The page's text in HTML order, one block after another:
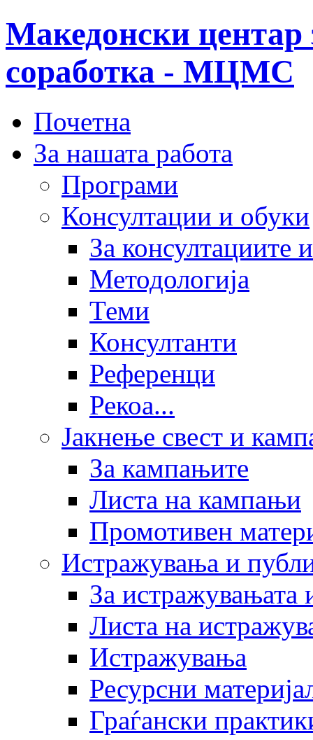
Македонски центар
соработка - МЦМС
Почетна
За нашата работа
Програми
Консултации и обуки
За консултациите
Методологија
Теми
Консултанти
Референци
Рекоа...
Јакнење свест и
За кампањите
Листа на кампањи
Промотивен
Истражувања и
За истражувањата
Листа на
Истражувања
Ресурсни
Граѓански